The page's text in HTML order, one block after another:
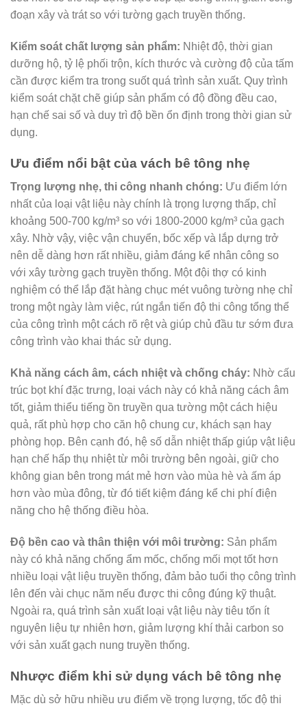
đoạn xây và trát so với tường gạch truyền thống.
Kiểm soát chất lượng sản phẩm: Nhiệt độ, thời gian
dưỡng hộ, tỷ lệ phối trộn, kích thước và cường độ của tấm
cần được kiểm tra trong suốt quá trình sản xuất. Quy trình
kiểm soát chặt chẽ giúp sản phẩm có độ đồng đều cao,
hạn chế sai số và duy trì độ bền ổn định trong thời gian sử
dụng.
Ưu điểm nổi bật của vách bê tông nhẹ
Trọng lượng nhẹ, thi công nhanh chóng: Ưu điểm lớn
nhất của loại vật liệu này chính là trọng lượng thấp, chỉ
khoảng 500-700 kg/m³ so với 1800-2000 kg/m³ của gạch
xây. Nhờ vậy, việc vận chuyển, bốc xếp và lắp dựng trở
nên dễ dàng hơn rất nhiều, giảm đáng kể nhân công so
với xây tường gạch truyền thống. Một đội thợ có kinh
nghiệm có thể lắp đặt hàng chục mét vuông tường nhẹ chỉ
trong một ngày làm việc, rút ngắn tiến độ thi công tổng thể
của công trình một cách rõ rệt và giúp chủ đầu tư sớm đưa
công trình vào khai thác sử dụng.
Khả năng cách âm, cách nhiệt và chống cháy: Nhờ cấu
trúc bọt khí đặc trưng, loại vách này có khả năng cách âm
tốt, giảm thiểu tiếng ồn truyền qua tường một cách hiệu
quả, rất phù hợp cho căn hộ chung cư, khách sạn hay
phòng họp. Bên cạnh đó, hệ số dẫn nhiệt thấp giúp vật liệu
hạn chế hấp thụ nhiệt từ môi trường bên ngoài, giữ cho
không gian bên trong mát mẻ hơn vào mùa hè và ấm áp
hơn vào mùa đông, từ đó tiết kiệm đáng kể chi phí điện
năng cho hệ thống điều hòa.
Độ bền cao và thân thiện với môi trường: Sản phẩm
này có khả năng chống ẩm mốc, chống mối mọt tốt hơn
nhiều loại vật liệu truyền thống, đảm bảo tuổi thọ công trình
lên đến vài chục năm nếu được thi công đúng kỹ thuật.
Ngoài ra, quá trình sản xuất loại vật liệu này tiêu tốn ít
nguyên liệu tự nhiên hơn, giảm lượng khí thải carbon so
với sản xuất gạch nung truyền thống.
Nhược điểm khi sử dụng vách bê tông nhẹ
Mặc dù sở hữu nhiều ưu điểm về trọng lượng, tốc độ thi